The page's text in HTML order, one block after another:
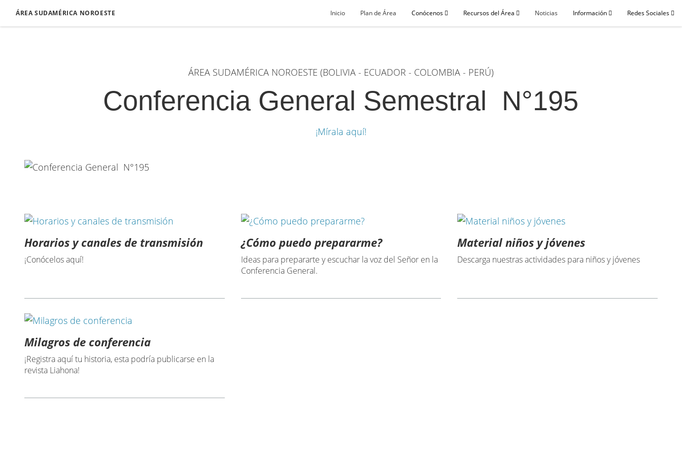
ÁREA SUDAMÉRICA NOROESTE Inicio Plan de Área Conócenos Recursos del Área Noticias Información Redes Sociales
ÁREA SUDAMÉRICA NOROESTE (BOLIVIA - ECUADOR - COLOMBIA - PERÚ)
Conferencia General Semestral N°195
¡Mírala aquí!
Horarios y canales de transmisión
¡Conócelos aquí!
¿Cómo puedo prepararme?
Ideas para prepararte y escuchar la voz del Señor en la
Conferencia General.
Material niños y jóvenes
Descarga nuestras actividades para niños y jóvenes
Milagros de conferencia
¡Registra aquí tu historia, esta podría publicarse en la
revista Liahona!